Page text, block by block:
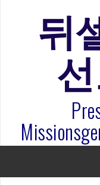
20260322 주안
뒤